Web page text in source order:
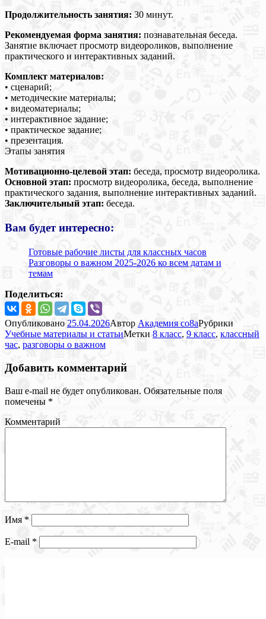
Продолжительность занятия: 30 минут.
Рекомендуемая форма занятия: познавательная беседа.
Занятие включает просмотр видеороликов, выполнение
практического и интерактивных заданий.
Комплект материалов:
• сценарий;
• методические материалы;
• видеоматериалы;
• интерактивное задание;
• практическое задание;
• презентация.
Этапы занятия
Мотивационно-целевой этап: беседа, просмотр видеоролика.
Основной этап: просмотр видеоролика, беседа, выполнение
практического задания, выполнение интерактивных заданий.
Заключительный этап: беседа.
Вам будет интересно:
Готовые рабочие листы для классных часов
Разговоры о важном 2025-2026 ко всем датам и
темам
Поделиться:
Опубликовано 25.04.2026Автор Академия co8aРубрики
Учебные материалы и статьиМетки 8 класс, 9 класс, классный
час, разговоры о важном
Добавить комментарий
Ваш e-mail не будет опубликован. Обязательные поля
помечены *
Комментарий
Имя *
E-mail *